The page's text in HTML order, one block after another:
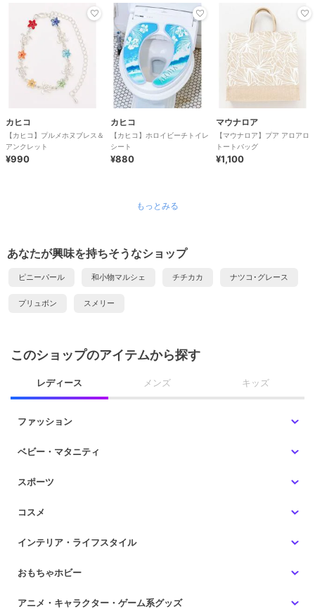
カヒコ
【カヒコ】プルメホヌブレス＆
アンクレット
¥990
カヒコ
【カヒコ】ホロイビーチトイレ
シート
¥880
マウナロア
【マウナロア】プア アロアロ
トートバッグ
¥1,100
もっとみる
あなたが興味を持ちそうなショップ
ピニーパール 和小物マルシェ チチカカ ナツコ･グレース
プリュボン スメリー
このショップのアイテムから探す
レディース メンズ キッズ
ファッション
ベビー・マタニティ
スポーツ
コスメ
インテリア・ライフスタイル
おもちゃホビー
アニメ・キャラクター・ゲーム系グッズ